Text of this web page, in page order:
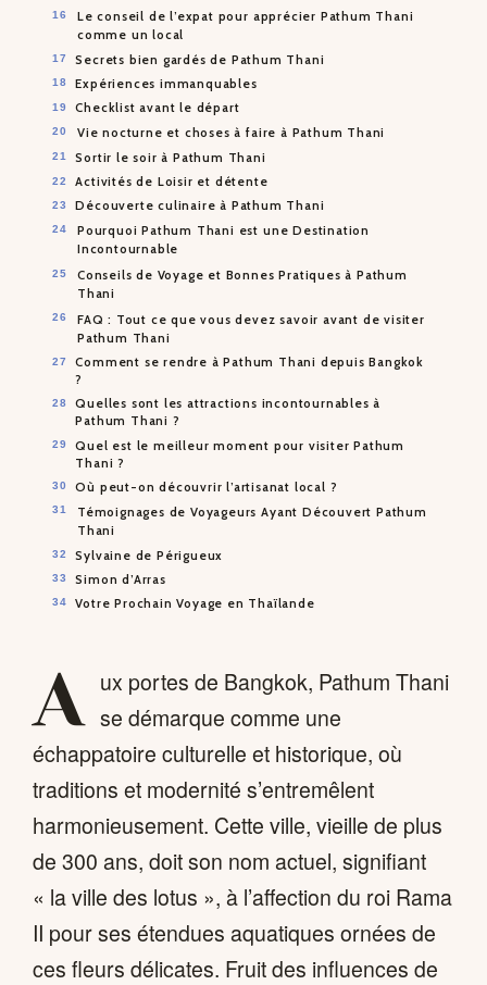
Le conseil de l’expat pour apprécier Pathum Thani
comme un local
Secrets bien gardés de Pathum Thani
Expériences immanquables
Checklist avant le départ
Vie nocturne et choses à faire à Pathum Thani
Sortir le soir à Pathum Thani
Activités de Loisir et détente
Découverte culinaire à Pathum Thani
Pourquoi Pathum Thani est une Destination
Incontournable
Conseils de Voyage et Bonnes Pratiques à Pathum
Thani
FAQ : Tout ce que vous devez savoir avant de visiter
Pathum Thani
Comment se rendre à Pathum Thani depuis Bangkok
?
Quelles sont les attractions incontournables à
Pathum Thani ?
Quel est le meilleur moment pour visiter Pathum
Thani ?
Où peut-on découvrir l’artisanat local ?
Témoignages de Voyageurs Ayant Découvert Pathum
Thani
Sylvaine de Périgueux
Simon d’Arras
Votre Prochain Voyage en Thaïlande
A ux portes de Bangkok, Pathum Thani
se démarque comme une
échappatoire culturelle et historique, où
traditions et modernité s’entremêlent
harmonieusement. Cette ville, vieille de plus
de 300 ans, doit son nom actuel, signifiant
« la ville des lotus », à l’affection du roi Rama
II pour ses étendues aquatiques ornées de
ces fleurs délicates. Fruit des influences de